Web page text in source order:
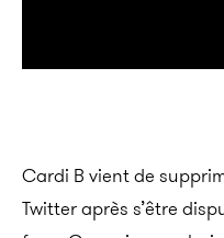
Cardi B vient de
Twitter après s’être